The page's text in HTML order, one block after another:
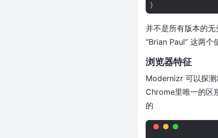
}
并不是所有版本的
“Brian Paul” 这两个
浏览器特征
Modernizr 可以探
Chrome里唯一的区
的